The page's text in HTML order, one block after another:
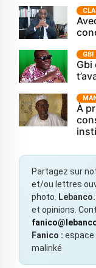
GBI
Gbi
À
Partagez sur
et/ou lettres
photo.
et opinions.
Fanico : espace
malinké